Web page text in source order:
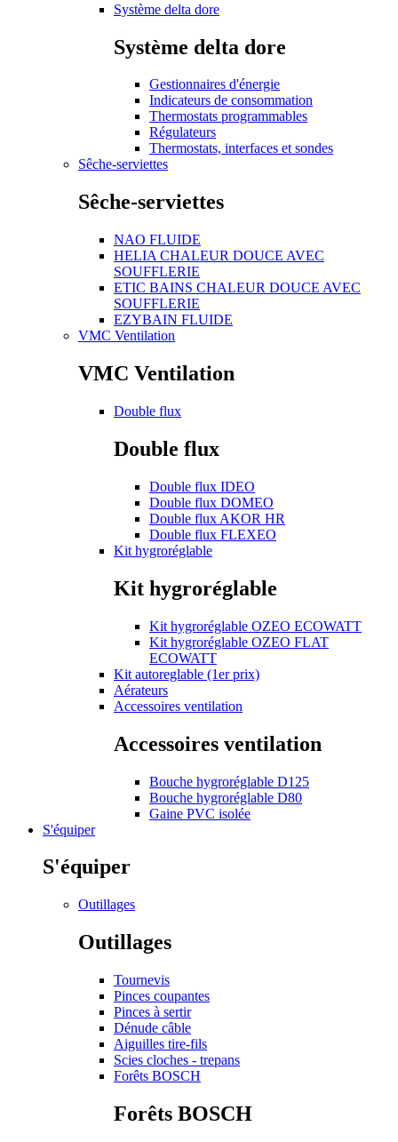
Système delta dore
Système delta dore
Gestionnaires d'énergie
Indicateurs de consommation
Thermostats programmables
Régulateurs
Thermostats, interfaces et sondes
Sêche-serviettes
Sêche-serviettes
NAO FLUIDE
HELIA CHALEUR DOUCE AVEC
SOUFFLERIE
ETIC BAINS CHALEUR DOUCE AVEC
SOUFFLERIE
EZYBAIN FLUIDE
VMC Ventilation
VMC Ventilation
Double flux
Double flux
Double flux IDEO
Double flux DOMEO
Double flux AKOR HR
Double flux FLEXEO
Kit hygroréglable
Kit hygroréglable
Kit hygroréglable OZEO ECOWATT
Kit hygroréglable OZEO FLAT
ECOWATT
Kit autoreglable (1er prix)
Aérateurs
Accessoires ventilation
Accessoires ventilation
Bouche hygroréglable D125
Bouche hygroréglable D80
Gaine PVC isolée
S'équiper
S'équiper
Outillages
Outillages
Tournevis
Pinces coupantes
Pinces à sertir
Dénude câble
Aiguilles tire-fils
Scies cloches - trepans
Forêts BOSCH
Forêts BOSCH